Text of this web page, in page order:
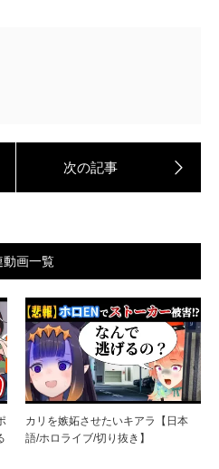
動画一覧
カリを嫉妬させたいキアラ【日本
語/ホロライブ/切り抜き】